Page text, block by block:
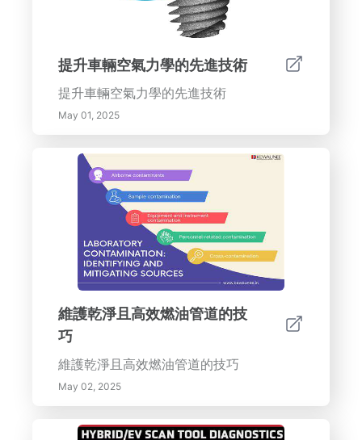
提升車輛空氣力學的先進技術
提升車輛空氣力學的先進技術
May 01, 2025
維護乾淨且高效燃油管道的技
巧
維護乾淨且高效燃油管道的技巧
May 02, 2025